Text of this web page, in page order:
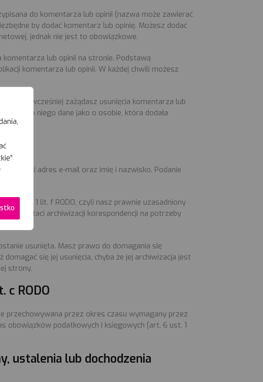
do komentarza lub opinii (nazwa może zawierać
by dodać komentarz lub opinię. Możesz dodać
jednak nie jest to obowiązkowe.
lub opinii na stronie. Podstawą
komentarza lub opinii. W każdej chwili możesz
że wcześniej zażądasz usunięcia komentarza lub
do niego dane jako o osobie, która dodała
adres e-mail oraz imię i nazwisko. Podanie
6 ust. 1 lit. f RODO, czyli nasz prawnie uzasadniony
w postaci archiwizacji korespondencji na potrzeby
usunięta. Masz prawo do domagania się
się jej usunięcia, chyba że jej archiwizacja jest
strony.
c RODO
przechowywana przez okres czasu wymagany przez
obowiązków podatkowych i księgowych (art. 6 ust. 1
ustalenia lub dochodzenia